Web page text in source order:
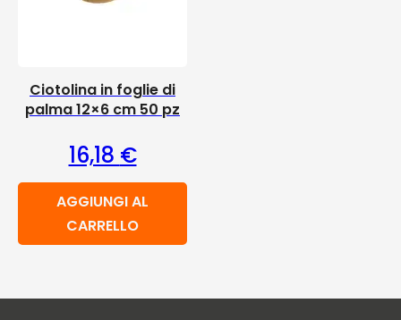
Ciotolina in foglie di
palma 12×6 cm 50 pz
16,18 €
AGGIUNGI AL
CARRELLO